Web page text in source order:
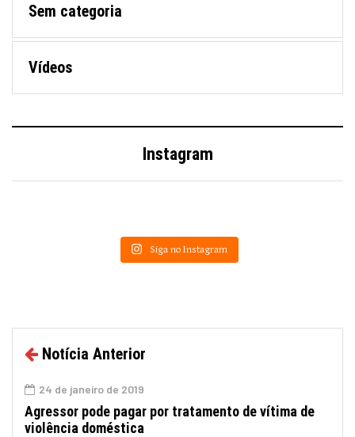
Sem categoria
Vídeos
Instagram
Siga no Instagram
Notícia Anterior
24 de janeiro de 2019
Agressor pode pagar por tratamento de vítima de
violência doméstica